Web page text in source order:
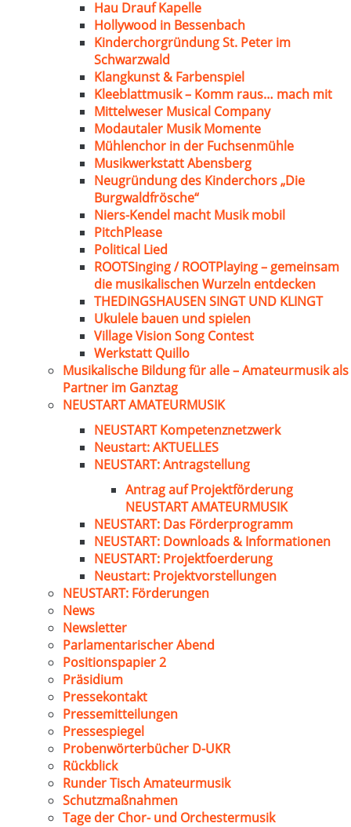
Hau Drauf Kapelle
Hollywood in Bessenbach
Kinderchorgründung St. Peter im
Schwarzwald
Klangkunst & Farbenspiel
Kleeblattmusik – Komm raus… mach mit
Mittelweser Musical Company
Modautaler Musik Momente
Mühlenchor in der Fuchsenmühle
Musikwerkstatt Abensberg
Neugründung des Kinderchors „Die
Burgwaldfrösche“
Niers-Kendel macht Musik mobil
PitchPlease
Political Lied
ROOTSinging / ROOTPlaying – gemeinsam
die musikalischen Wurzeln entdecken
THEDINGSHAUSEN SINGT UND KLINGT
Ukulele bauen und spielen
Village Vision Song Contest
Werkstatt Quillo
Musikalische Bildung für alle – Amateurmusik als
Partner im Ganztag
NEUSTART AMATEURMUSIK
NEUSTART Kompetenznetzwerk
Neustart: AKTUELLES
NEUSTART: Antragstellung
Antrag auf Projektförderung
NEUSTART AMATEURMUSIK
NEUSTART: Das Förderprogramm
NEUSTART: Downloads & Informationen
NEUSTART: Projektfoerderung
Neustart: Projektvorstellungen
NEUSTART: Förderungen
News
Newsletter
Parlamentarischer Abend
Positionspapier 2
Präsidium
Pressekontakt
Pressemitteilungen
Pressespiegel
Probenwörterbücher D-UKR
Rückblick
Runder Tisch Amateurmusik
Schutzmaßnahmen
Tage der Chor- und Orchestermusik